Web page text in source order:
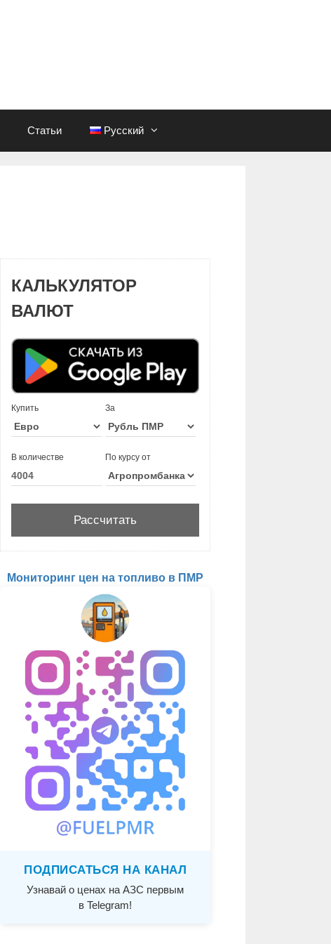
Статьи Русский
КАЛЬКУЛЯТОР
ВАЛЮТ
Купить За
В количестве По курсу от
Мониторинг цен на топливо в ПМР
ПОДПИСАТЬСЯ НА КАНАЛ
Узнавай о ценах на АЗС первым
в Telegram!